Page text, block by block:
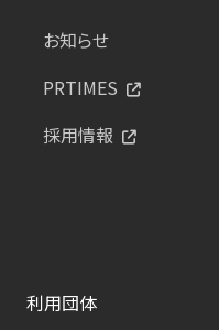
お知らせ
PRTIMES
採用情報
利用団体